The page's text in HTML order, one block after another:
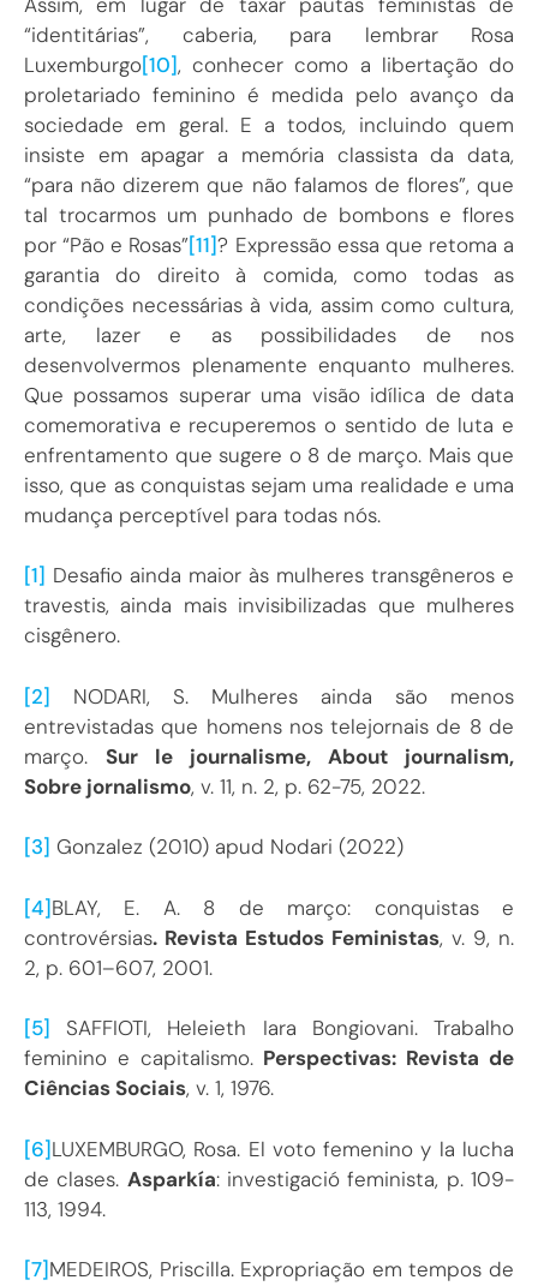
“identitárias”, caberia, para lembrar Rosa
Luxemburgo[10], conhecer como a libertação do
proletariado feminino é medida pelo avanço da
sociedade em geral. E a todos, incluindo quem
insiste em apagar a memória classista da data,
“para não dizerem que não falamos de flores”, que
tal trocarmos um punhado de bombons e flores
por “Pão e Rosas”[11]? Expressão essa que retoma a
garantia do direito à comida, como todas as
condições necessárias à vida, assim como cultura,
arte, lazer e as possibilidades de nos
desenvolvermos plenamente enquanto mulheres.
Que possamos superar uma visão idílica de data
comemorativa e recuperemos o sentido de luta e
enfrentamento que sugere o 8 de março. Mais que
isso, que as conquistas sejam uma realidade e uma
mudança perceptível para todas nós.
[1] Desafio ainda maior às mulheres transgêneros e
travestis, ainda mais invisibilizadas que mulheres
cisgênero.
[2] NODARI, S. Mulheres ainda são menos
entrevistadas que homens nos telejornais de 8 de
março. Sur le journalisme, About journalism,
Sobre jornalismo, v. 11, n. 2, p. 62-75, 2022.
[3] Gonzalez (2010) apud Nodari (2022)
[4]BLAY, E. A. 8 de março: conquistas e
controvérsias. Revista Estudos Feministas, v. 9, n.
2, p. 601–607, 2001.
[5] SAFFIOTI, Heleieth Iara Bongiovani. Trabalho
feminino e capitalismo. Perspectivas: Revista de
Ciências Sociais, v. 1, 1976.
[6]LUXEMBURGO, Rosa. El voto femenino y la lucha
de clases. Asparkía: investigació feminista, p. 109-
113, 1994.
[7]MEDEIROS, Priscilla. Expropriação em tempos de